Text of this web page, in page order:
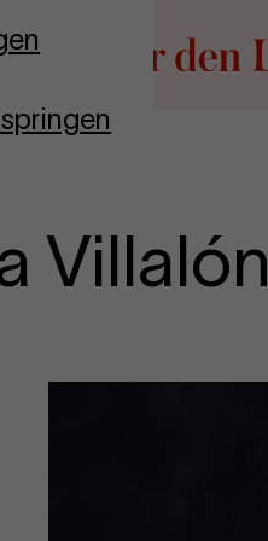
Villalón